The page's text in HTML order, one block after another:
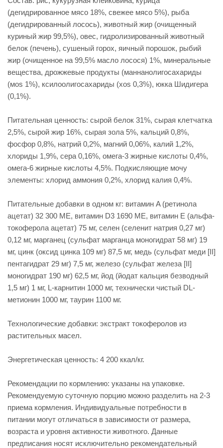
(дегидрированное мясо 18%, свежее мясо 5%), рыба
(дегидрированный лосось), животный жир (очищенный
куриный жир 99,5%), овес, гидролизированный животный
белок (печень), сушеный горох, яичный порошок, рыбий
жир (очищенное на 99,5% масло лосося) 1%, минеральные
вещества, дрожжевые продукты (маннанолигосахариды
(моs 1%), ксилоолигосахариды (xos 0,3%), юкка Шидигера
(0,1%).
Питательная ценность: сырой белок 31%, сырая клетчатка
2,5%, сырой жир 16%, сырая зола 5%, кальций 0,8%,
фосфор 0,8%, натрий 0,2%, магний 0,06%, калий 1,2%,
хлориды 1,9%, сера 0,16%, омега-3 жирные кислоты 0,4%,
омега-6 жирные кислоты 4,5%. Подкисляющие мочу
элементы: хлорид аммония 0,2%, хлорид калия 0,4%.
Питательные добавки в одном кг: витамин A (ретинола
ацетат) 32 300 МЕ, витамин D3 1690 МЕ, витамин Е (альфа-
токоферола ацетат) 75 мг, селен (селенит натрия 0,27 мг)
0,12 мг, марганец (сульфат марганца моногидрат 58 мг) 19
мг, цинк (оксид цинка 109 мг) 87,5 мг, медь (сульфат меди [II]
пентагидрат 29 мг) 7,5 мг, железо (сульфат железа [II]
моногидрат 190 мг) 62,5 мг, йод (йодат кальция безводный
1,5 мг) 1 мг, L-карнитин 1000 мг, технически чистый DL-
метионин 1000 мг, таурин 1100 мг.
Технологические добавки: экстракт токоферолов из
растительных масел.
Энергетическая ценность: 4 200 ккал/кг.
Рекомендации по кормлению: указаны на упаковке.
Рекомендуемую суточную порцию можно разделить на 2-3
приема кормления. Индивидуальные потребности в
питании могут отличаться в зависимости от размера,
возраста и уровня активности животного. Данные
предписания носят исключительно рекомендательный